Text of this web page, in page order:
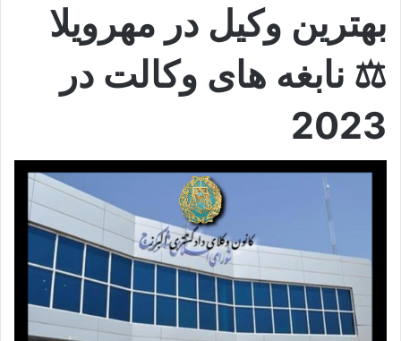
بهترین وکیل در مهرویلا
⚖️ نابغه های وکالت در
2023